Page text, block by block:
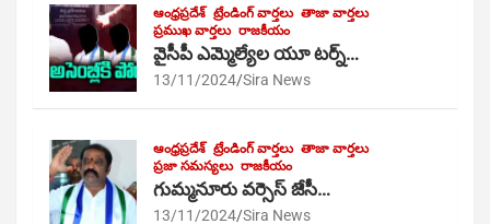
ఆంధ్రప్రదేశ్ ట్రేండింగ్ వార్తలు తాజా వార్తలు
ప్రముఖ వార్తలు రాజకీయం
వైసీపీ ఎమ్మెల్యేల యూ టర్న్…
13/11/2024 Sira News
ఆంధ్రప్రదేశ్ ట్రేండింగ్ వార్తలు తాజా వార్తలు
ప్రజా సమస్యలు రాజకీయం
గుమ్మనూరు వర్సెస్ జేసీ…
13/11/2024 Sira News